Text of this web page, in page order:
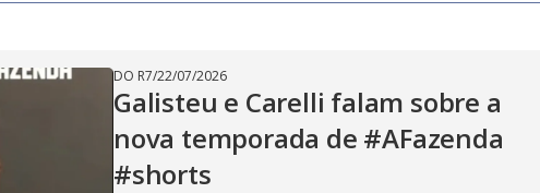
DO R7/22/07/2026
Galisteu e Carelli falam sobre a
nova temporada de #AFazenda
#shorts